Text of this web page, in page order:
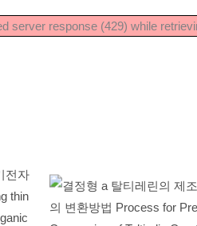
server response (429) while